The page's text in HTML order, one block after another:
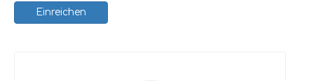
Einreichen